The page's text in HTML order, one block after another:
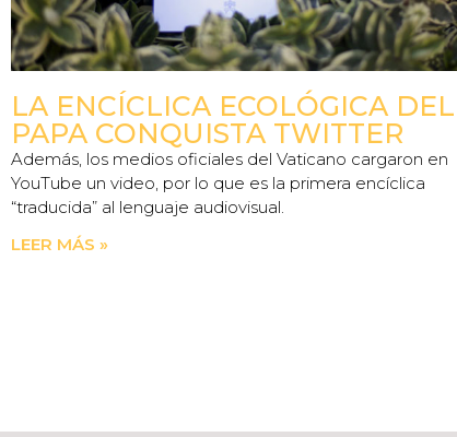
LA ENCÍCLICA ECOLÓGICA DEL
PAPA CONQUISTA TWITTER
Además, los medios oficiales del Vaticano cargaron en
YouTube un video, por lo que es la primera encíclica
“traducida” al lenguaje audiovisual.
LEER MÁS »